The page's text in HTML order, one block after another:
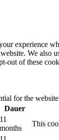
experience
We also
out of these
for the
Dauer
11
months
This